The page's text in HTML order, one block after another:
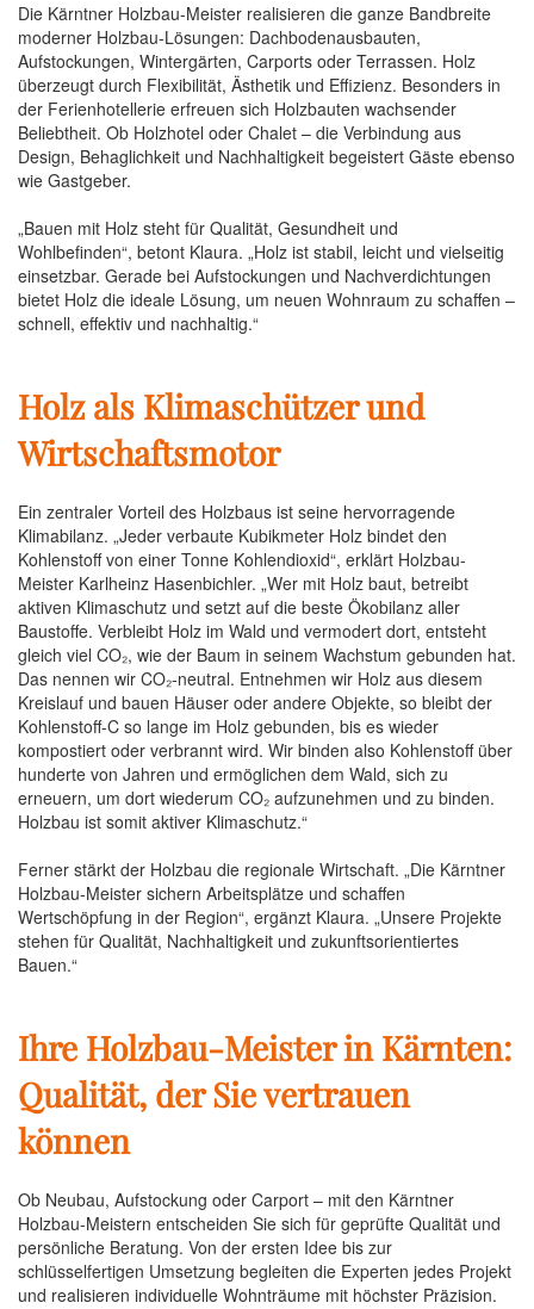
Die Kärntner Holzbau-Meister realisieren die ganze Bandbreite
moderner Holzbau-Lösungen: Dachbodenausbauten,
Aufstockungen, Wintergärten, Carports oder Terrassen. Holz
überzeugt durch Flexibilität, Ästhetik und Effizienz. Besonders in
der Ferienhotellerie erfreuen sich Holzbauten wachsender
Beliebtheit. Ob Holzhotel oder Chalet – die Verbindung aus
Design, Behaglichkeit und Nachhaltigkeit begeistert Gäste ebenso
wie Gastgeber.
„Bauen mit Holz steht für Qualität, Gesundheit und
Wohlbefinden“, betont Klaura. „Holz ist stabil, leicht und vielseitig
einsetzbar. Gerade bei Aufstockungen und Nachverdichtungen
bietet Holz die ideale Lösung, um neuen Wohnraum zu schaffen –
schnell, effektiv und nachhaltig.“
Holz als Klimaschützer und
Wirtschaftsmotor
Ein zentraler Vorteil des Holzbaus ist seine hervorragende
Klimabilanz. „Jeder verbaute Kubikmeter Holz bindet den
Kohlenstoff von einer Tonne Kohlendioxid“, erklärt Holzbau-
Meister Karlheinz Hasenbichler. „Wer mit Holz baut, betreibt
aktiven Klimaschutz und setzt auf die beste Ökobilanz aller
Baustoffe. Verbleibt Holz im Wald und vermodert dort, entsteht
gleich viel CO₂, wie der Baum in seinem Wachstum gebunden hat.
Das nennen wir CO₂-neutral. Entnehmen wir Holz aus diesem
Kreislauf und bauen Häuser oder andere Objekte, so bleibt der
Kohlenstoff-C so lange im Holz gebunden, bis es wieder
kompostiert oder verbrannt wird. Wir binden also Kohlenstoff über
hunderte von Jahren und ermöglichen dem Wald, sich zu
erneuern, um dort wiederum CO₂ aufzunehmen und zu binden.
Holzbau ist somit aktiver Klimaschutz.“
Ferner stärkt der Holzbau die regionale Wirtschaft. „Die Kärntner
Holzbau-Meister sichern Arbeitsplätze und schaffen
Wertschöpfung in der Region“, ergänzt Klaura. „Unsere Projekte
stehen für Qualität, Nachhaltigkeit und zukunftsorientiertes
Bauen.“
Ihre Holzbau-Meister in Kärnten:
Qualität, der Sie vertrauen
können
Ob Neubau, Aufstockung oder Carport – mit den Kärntner
Holzbau-Meistern entscheiden Sie sich für geprüfte Qualität und
persönliche Beratung. Von der ersten Idee bis zur
schlüsselfertigen Umsetzung begleiten die Experten jedes Projekt
und realisieren individuelle Wohnträume mit höchster Präzision.